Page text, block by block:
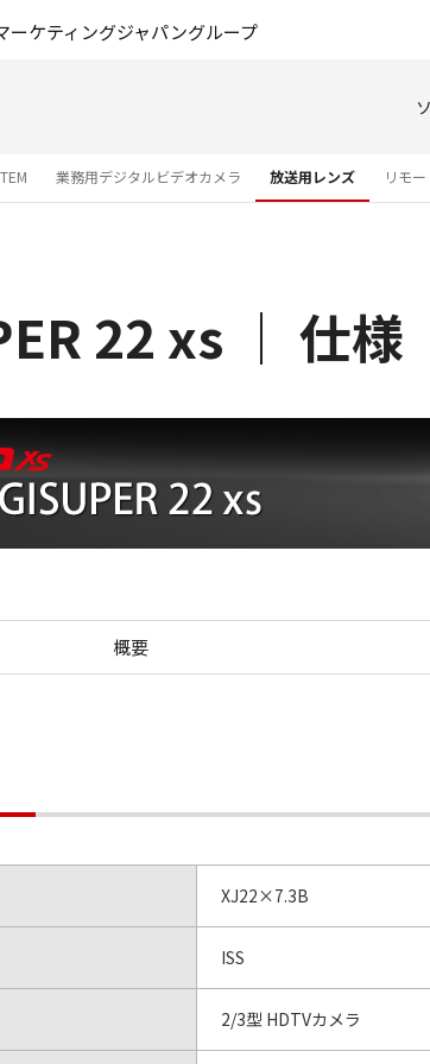
ーケティングジャパングループ
業務用デジタルビデオカメラ 放送用レンズ リモ
22 xs ｜ 仕様
概要
XJ22×7.3B
ISS
2/3型 HDTVカメラ